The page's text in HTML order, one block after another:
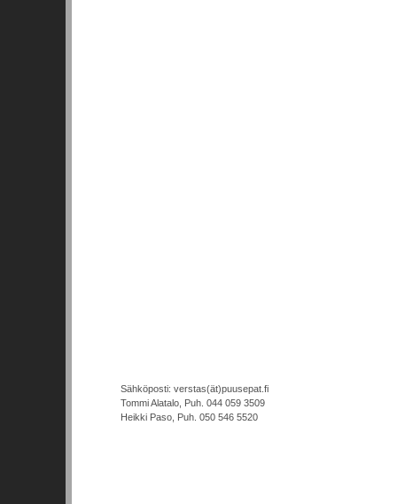
Sähköposti: verstas(ät)puusepat.fi
Tommi Alatalo, Puh. 044 059 3509
Heikki Paso, Puh. 050 546 5520